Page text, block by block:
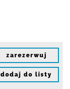
zarezerwuj
dodaj do listy